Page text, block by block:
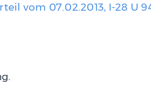
vom 07.02.2013, I-28 U